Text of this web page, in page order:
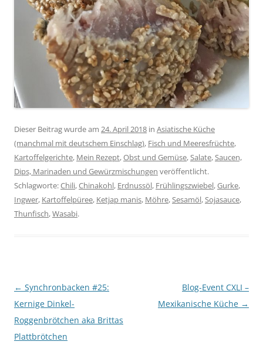
Dieser Beitrag wurde am 24. April 2018 in Asiatische Küche
(manchmal mit deutschem Einschlag), Fisch und Meeresfrüchte,
Kartoffelgerichte, Mein Rezept,Obst und Gemüse,Salate,Saucen,
Dips, Marinaden und Gewürzmischungen veröffentlicht.
Schlagworte:Chili,Chinakohl, Erdnussöl, Frühlingszwiebel,Gurke,
Ingwer, Kartoffelpüree, Ketjap manis, Möhre,Sesamöl,Sojasauce,
Thunfisch,Wasabi.
Beitragsnavigation
← Synchronbacken #25:
Kernige Dinkel-
Roggenbrötchen aka Brittas
Plattbrötchen
Blog-Event CXLI –
Mexikanische Küche →